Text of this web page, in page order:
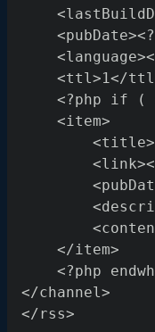
<ttl>1</
<?php if (
    <item>
    </item>
<?php
</channel>
</rss>